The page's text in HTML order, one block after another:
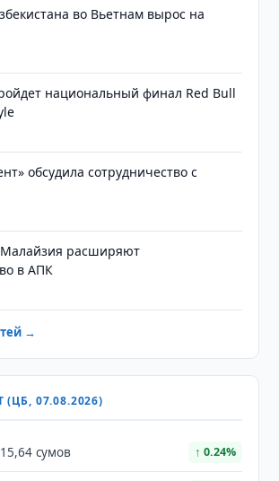
во Вьетнам вырос на
национальный финал Red Bull
обсудила сотрудничество с
Малайзия расширяют
в АПК
→
07.08.2026)
сумов ↑ 0.24%